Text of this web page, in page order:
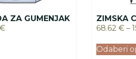
ZA GUMENJAK
€
ZIMSKA
68.62 € –
Odaberi